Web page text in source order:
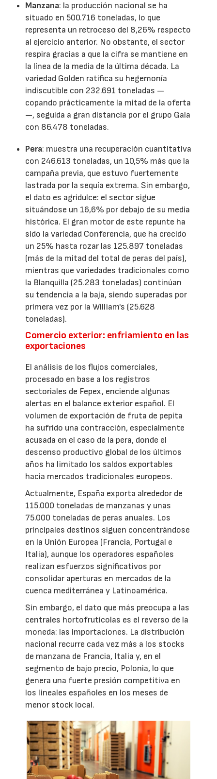
Manzana: la producción nacional se ha
situado en 500.716 toneladas, lo que
representa un retroceso del 8,26% respecto
al ejercicio anterior. No obstante, el sector
respira gracias a que la cifra se mantiene en
la línea de la media de la última década. La
variedad Golden ratifica su hegemonía
indiscutible con 232.691 toneladas —
copando prácticamente la mitad de la oferta
—, seguida a gran distancia por el grupo Gala
con 86.478 toneladas.
Pera: muestra una recuperación cuantitativa
con 246.613 toneladas, un 10,5% más que la
campaña previa, que estuvo fuertemente
lastrada por la sequía extrema. Sin embargo,
el dato es agridulce: el sector sigue
situándose un 16,6% por debajo de su media
histórica. El gran motor de este repunte ha
sido la variedad Conferencia, que ha crecido
un 25% hasta rozar las 125.897 toneladas
(más de la mitad del total de peras del país),
mientras que variedades tradicionales como
la Blanquilla (25.283 toneladas) continúan
su tendencia a la baja, siendo superadas por
primera vez por la William's (25.628
toneladas).
Comercio exterior: enfriamiento en las
exportaciones
El análisis de los flujos comerciales,
procesado en base a los registros
sectoriales de Fepex, enciende algunas
alertas en el balance exterior español. El
volumen de exportación de fruta de pepita
ha sufrido una contracción, especialmente
acusada en el caso de la pera, donde el
descenso productivo global de los últimos
años ha limitado los saldos exportables
hacia mercados tradicionales europeos.
Actualmente, España exporta alrededor de
115.000 toneladas de manzanas y unas
75.000 toneladas de peras anuales. Los
principales destinos siguen concentrándose
en la Unión Europea (Francia, Portugal e
Italia), aunque los operadores españoles
realizan esfuerzos significativos por
consolidar aperturas en mercados de la
cuenca mediterránea y Latinoamérica.
Sin embargo, el dato que más preocupa a las
centrales hortofrutícolas es el reverso de la
moneda: las importaciones. La distribución
nacional recurre cada vez más a los stocks
de manzana de Francia, Italia y, en el
segmento de bajo precio, Polonia, lo que
genera una fuerte presión competitiva en
los lineales españoles en los meses de
menor stock local.